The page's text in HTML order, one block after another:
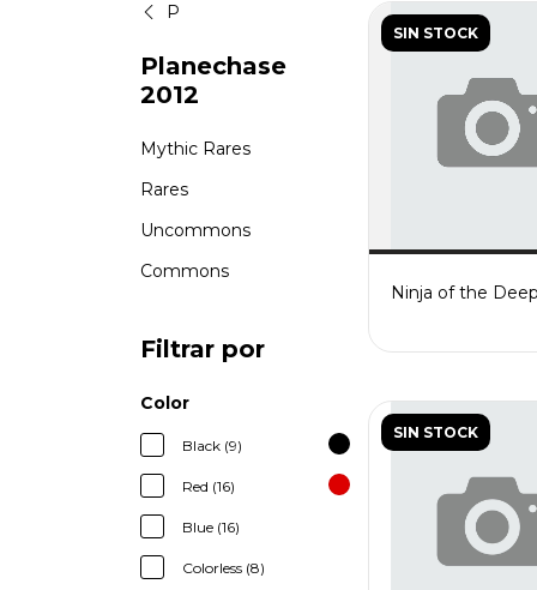
P
Planechase
2012
Mythic Rares
Rares
Uncommons
Commons
Filtrar por
Color
Black (9)
Red (16)
Blue (16)
Colorless (8)
SIN STOCK
Ninja of the
SIN STOCK